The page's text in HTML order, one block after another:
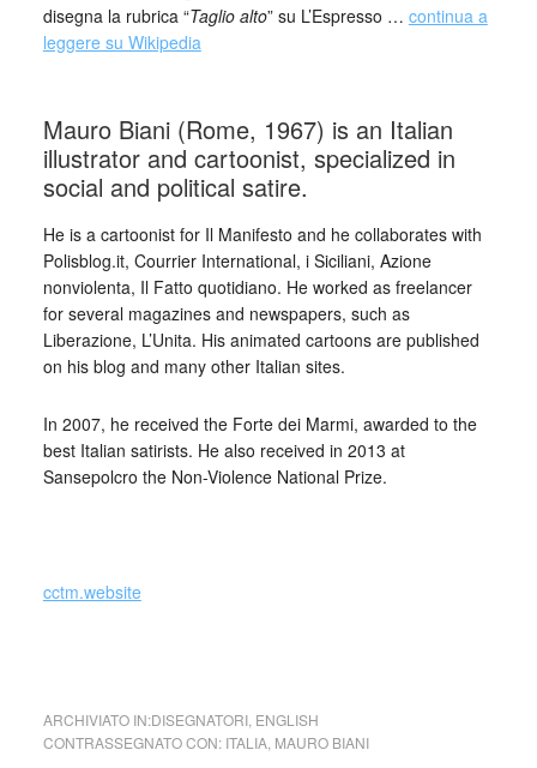
disegna la rubrica “Taglio alto” su L’Espresso … continua a
leggere su Wikipedia
Mauro Biani (Rome, 1967) is an Italian
illustrator and cartoonist, specialized in
social and political satire.
He is a cartoonist for Il Manifesto and he collaborates with
Polisblog.it, Courrier International, i Siciliani, Azione
nonviolenta, Il Fatto quotidiano. He worked as freelancer
for several magazines and newspapers, such as
Liberazione, L’Unita. His animated cartoons are published
on his blog and many other Italian sites.
In 2007, he received the Forte dei Marmi, awarded to the
best Italian satirists. He also received in 2013 at
Sansepolcro the Non-Violence National Prize.
cctm.website
ARCHIVIATO IN:DISEGNATORI, ENGLISH
CONTRASSEGNATO CON: ITALIA, MAURO BIANI